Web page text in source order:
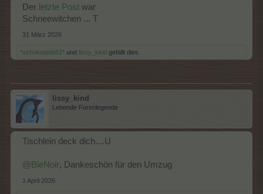
Der letzte Post war
Schneewitchen ... T
31 März 2026
*schokolade61* und lissy_kind gefällt dies.
lissy_kind
Lebende Forenlegende
Tischlein deck dich....U
@BleNoir, Dankeschön für den Umzug
1 April 2026